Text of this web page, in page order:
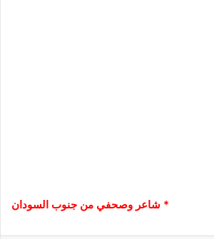
* شاعر وصحفي من جنوب السودان